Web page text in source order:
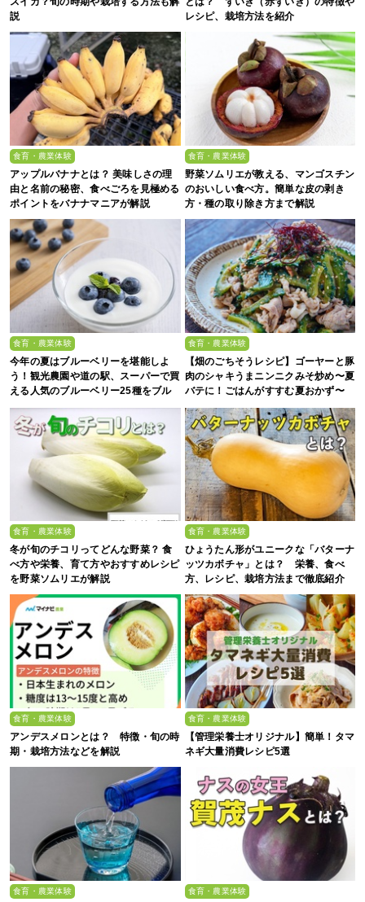
説
レシピ、栽培方法を紹介
食育・農業体験
アップルバナナとは？ 美味しさの理
由と名前の秘密、食べごろを見極める
ポイントをバナナマニアが解説
食育・農業体験
野菜ソムリエが教える、マンゴスチン
のおいしい食べ方。簡単な皮の剥き
方・種の取り除き方まで解説
食育・農業体験
今年の夏はブルーベリーを堪能しよ
う！観光農園や道の駅、スーパーで買
える人気のブルーベリー25種をブル
食育・農業体験
【畑のごちそうレシピ】ゴーヤーと豚
肉のシャキうまニンニクみそ炒め〜夏
バテに！ごはんがすすむ夏おかず〜
食育・農業体験
冬が旬のチコリってどんな野菜？ 食
べ方や栄養、育て方やおすすめレシピ
を野菜ソムリエが解説
食育・農業体験
ひょうたん形がユニークな「バターナ
ッツカボチャ」とは？ 栄養、食べ
方、レシピ、栽培方法まで徹底紹介
食育・農業体験
アンデスメロンとは？ 特徴・旬の時
期・栽培方法などを解説
食育・農業体験
【管理栄養士オリジナル】簡単！タマ
ネギ大量消費レシピ5選
食育・農業体験 食育・農業体験